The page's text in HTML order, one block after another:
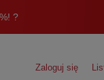
?
Zaloguj się